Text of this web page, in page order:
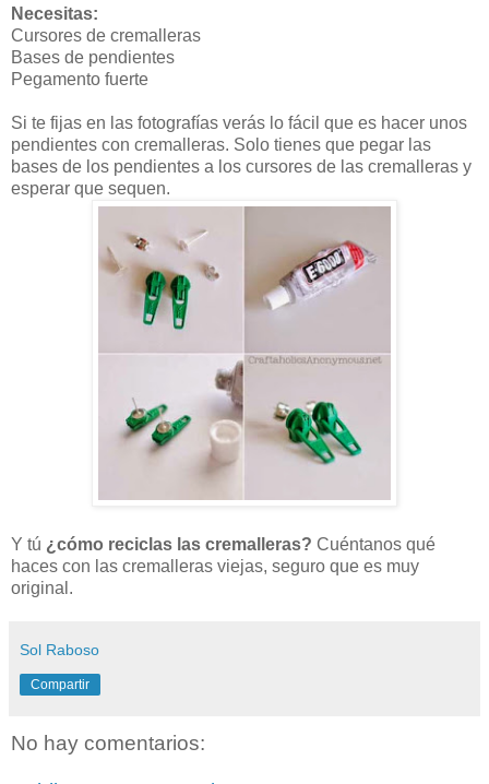
Necesitas:
Cursores de cremalleras
Bases de pendientes
Pegamento fuerte
Si te fijas en las fotografías verás lo fácil que es hacer unos
pendientes con cremalleras. Solo tienes que pegar las
bases de los pendientes a los cursores de las cremalleras y
esperar que sequen.
Y tú ¿cómo reciclas las cremalleras? Cuéntanos qué
haces con las cremalleras viejas, seguro que es muy
original.
Sol Raboso
Compartir
No hay comentarios: